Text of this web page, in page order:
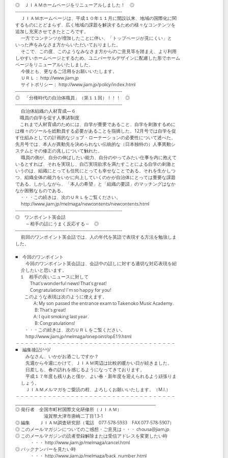
◎ ＪＩＡＭホームページをリニューアルしました！ ◎
----------------------------------------------------------------------
ＪＩＡＭホームページは、平成１０年１１月に開設以来、地域の国際化に関
するものにとどまらず、広く地域の課題を解決するための様々なコンテンツを
追加し充実させてきたところです。
一方でコンテンツが増加したことに伴い、「トップページが見にくい」と
いった声をみなさま方からいただいておりました。
そこで、この度、このようなみなさま方からのご意見等を踏まえ、より利用
しやすいホームページとするため、ユニバーサルデザインに配慮した形でホーム
ページをリニューアルいたしました。
今後とも、更なるご活用をお願いいたします。
ＵＲＬ： http://www.jiam.jp
サイトポリシー： http://www.jiam.jp/policy/index.html
----------------------------------------------------------------------
◎ 「分権時代の自治体職員」（第１１回）！！！ ◎
----------------------------------------------------------------------
自治体組織の人材育成―６
職員の自学を促す人事諸制度
これまで人材育成のためには、自学が重要であること、自学を刺激するめに
は種々のツールを総動員する必要があることを指摘した。12月号では自学を促
す仕組みとしての計画的なジョブ・ローテーションの必要性について述べた。
先月号では、本人が異動先を決められない伝統的な（日本独特の）人事異動シ
ステムとその修正の兆しについて触れた。
職員の側が、自分の伸ばしたい能力、自分のやってみたい仕事を内に抱えて
いるとすれば、それを実現し、自己実現欲求を満たすことによる自学の刺激と
いうのは、組織にとっても住民にとっても幸せなことである。それを生かしつ
つ、組織全体の能力をいかに向上していくのかが自治体にとっては重要な課題
である。しかしながら、「本人の希望」と「組織の要請」のマッチングはなか
なか困難なものである。
・・・この続きは、次のＵＲＬをご覧ください。
http://www.jiam.jp/melmaga/newcontents/newcontents.html
----------------------------------------------------------------------
◎ ワンポイント英会話
～相手の話にうまく反応する～ ◎
----------------------------------------------------------------------
前回のワンポイント英会話では、人の年代を英語で表現する方法を勉強しま
した。
■ 今回のワンポイント
今回のワンポイント英会話は、会話中の話しに対する適切な対応表現を紹
介したいと思います。
１ 相手の良いニュースに対して
That's wonderful news! That's great!
Congratulations! I'm so happy for you!
このような表現は次のように使えます。
A: My son passed the entrance exam to Takenoko Music Academy.
B: That's great!
A: I quit smoking last year.
B: Congratulations!
・・・この続きは、次のＵＲＬをご覧ください。
http://www.jiam.jp/melmaga/onepoint/opE19.html
－－－－－－－－－－－－－－－－－－－－－－－－－－－－－－－－－－－
■ 編集後記(^^)/
みなさん、いかがお過ごしですか？
先週から今週にかけて、ＪＩＡＭ周辺は比較的暖かい日が続きました。
日差しも、春の訪れを感じるようになってきております。
平成１７年度も残りあと僅か、よい春・新年度を迎えられるよう頑張りま
しょう。
ＪＩＡＭメルマガをご愛読の程、よろしくお願いいたします。（M.I.）
－－－－－－－－－－－－－－－－－－－－－－－－－－－－－－－－－－－
◎ 発行者 全国市町村国際文化研修所（ＪＩＡＭ）
滋賀県大津市唐崎二丁目13-1
◎ 編集 ＪＩＡＭ調査研究部（電話 077-578-5933 FAX 077-578-5907）
◎ このメールマガジンについてのご感想・ご意見は・・・ chousa@jiam.jp
◎ このメールマガジンの読者登録解除または受信アドレスを変更したい時
・・・ http://www.jiam.jp/melmaga/cancel.html
◎ バックナンバーを見たい時
・・・ http://www.jiam.jp/melmaga/back_number.html